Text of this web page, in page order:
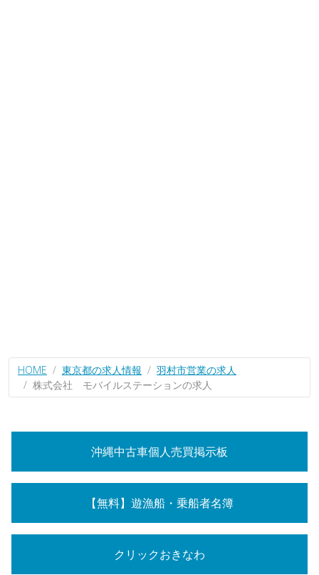
HOME 東京都の求人情報
羽村市営業の求人
株式会社 モバイルステーションの求人
沖縄中古車個人売買掲示板
【無料】遊漁船・乗船者名簿
クリックおきなわ